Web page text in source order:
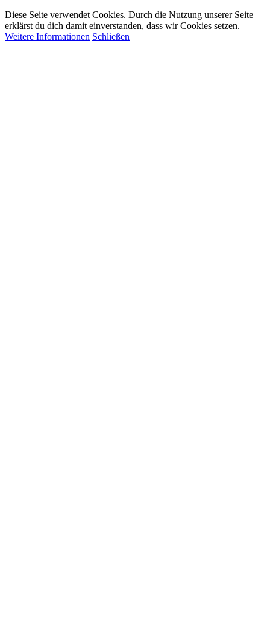
Diese Seite verwendet Cookies. Durch die Nutzung unserer Seite
erklärst du dich damit einverstanden, dass wir Cookies setzen.
Weitere Informationen Schließen